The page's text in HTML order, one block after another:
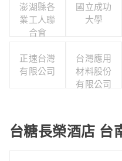
澎湖縣各
業工人聯
合會
國立成功
大學
正速台灣
有限公司
台灣應用
材料股份
有限公司
台糖長榮酒店 台